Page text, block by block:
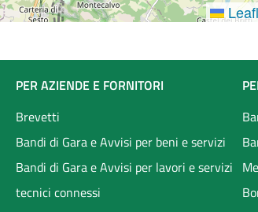
PER AZIENDE E FORNITORI
Brevetti
Bandi di Gara e Avvisi per beni e servizi
Bandi di Gara e Avvisi per lavori e servizi
tecnici connessi